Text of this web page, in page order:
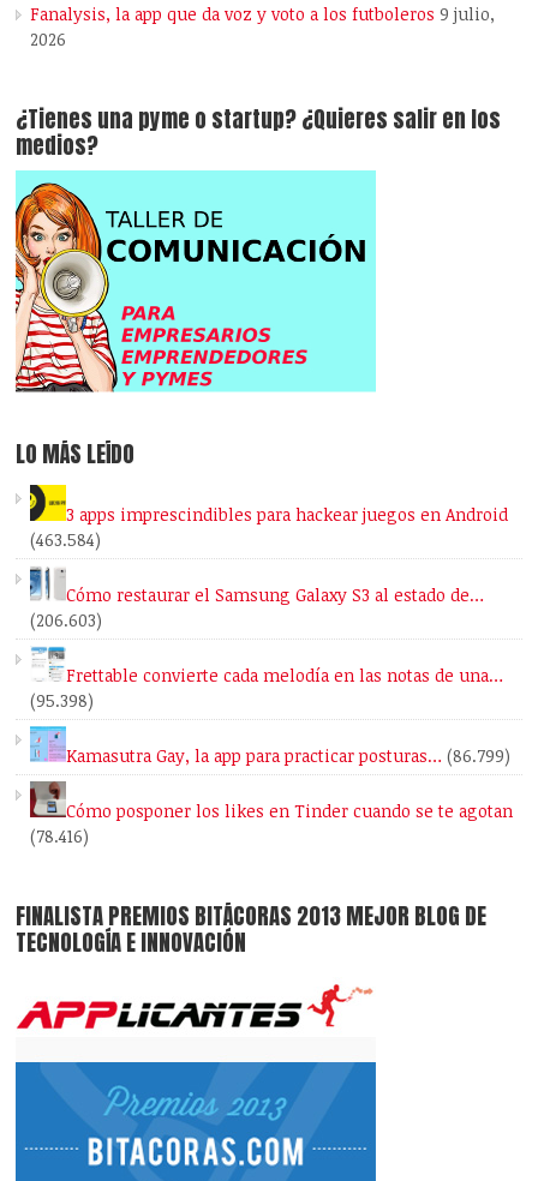
Fanalysis, la app que da voz y voto a los futboleros 9 julio,
2026
¿Tienes una pyme o startup? ¿Quieres salir en los
medios?
LO MÁS LEÍDO
3 apps imprescindibles para hackear juegos en Android
(463.584)
Cómo restaurar el Samsung Galaxy S3 al estado de…
(206.603)
Frettable convierte cada melodía en las notas de una…
(95.398)
Kamasutra Gay, la app para practicar posturas… (86.799)
Cómo posponer los likes en Tinder cuando se te agotan
(78.416)
FINALISTA PREMIOS BITÁCORAS 2013 MEJOR BLOG DE
TECNOLOGÍA E INNOVACIÓN